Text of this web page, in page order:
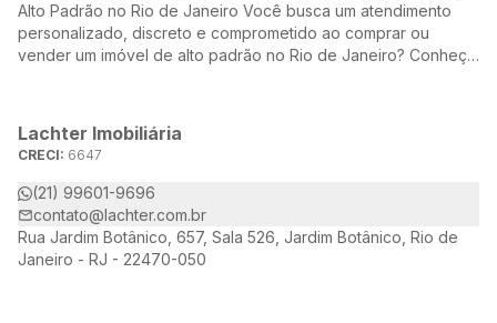
Alto Padrão no Rio de Janeiro Você busca um atendimento
personalizado, discreto e comprometido ao comprar ou
vender um imóvel de alto padrão no Rio de Janeiro? Conheça
necessidades e desejos.
Lachter Imobiliária
CRECI: 6647
(21) 99601-9696
contato@lachter.com.br
Rua Jardim Botânico, 657, Sala 526, Jardim Botânico, Rio de
Janeiro - RJ - 22470-050